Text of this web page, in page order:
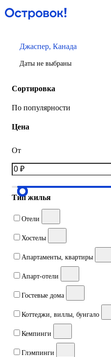
Джаспер, Канада
Даты не выбраны
Сортировка
По популярности
Цена
От
Тип жилья
Отели
Хостелы
Апартаменты, квартиры
Апарт-отели
Гостевые дома
Коттеджи, виллы, бунгало
Кемпинги
Глэмпинги